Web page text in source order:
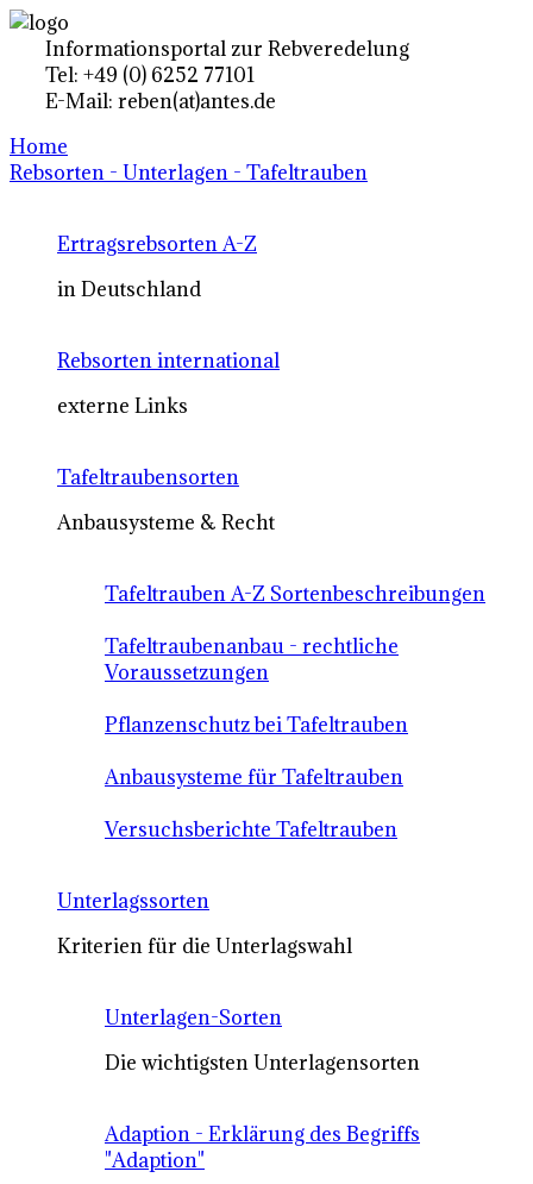
Informationsportal zur Rebveredelung
Tel: +49 (0) 6252 77101
E-Mail: reben(at)antes.de
Home
Rebsorten - Unterlagen - Tafeltrauben
Ertragsrebsorten A-Z
in Deutschland
Rebsorten international
externe Links
Tafeltraubensorten
Anbausysteme & Recht
Tafeltrauben A-Z Sortenbeschreibungen
Tafeltraubenanbau - rechtliche
Voraussetzungen
Pflanzenschutz bei Tafeltrauben
Anbausysteme für Tafeltrauben
Versuchsberichte Tafeltrauben
Unterlagssorten
Kriterien für die Unterlagswahl
Unterlagen-Sorten
Die wichtigsten Unterlagensorten
Adaption - Erklärung des Begriffs
"Adaption"